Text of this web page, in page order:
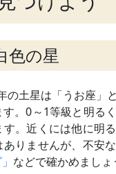
色の星
の土星は「うお座」
。0～1等級と明る
。近くには他に明
ありませんが、不安
などで確かめましょ